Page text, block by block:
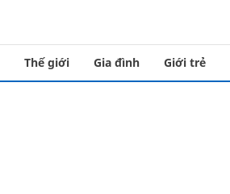
Thế giới Gia đình Giới trẻ